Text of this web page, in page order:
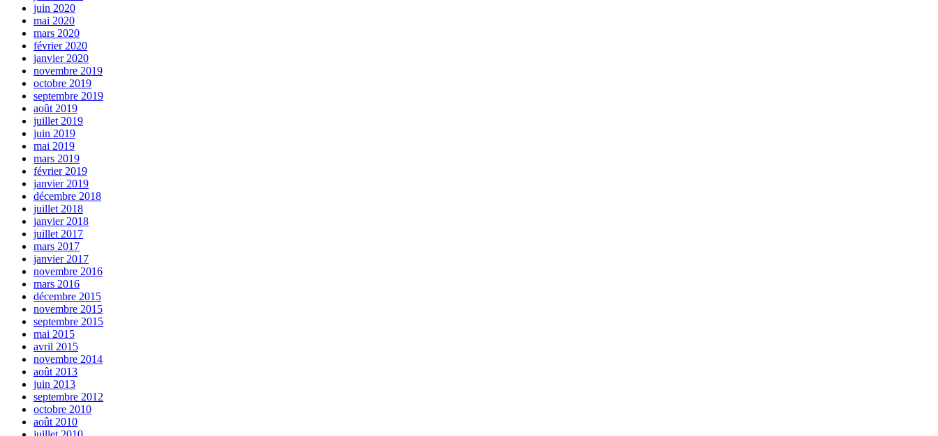
juin 2020
mai 2020
mars 2020
février 2020
janvier 2020
novembre 2019
octobre 2019
septembre 2019
août 2019
juillet 2019
juin 2019
mai 2019
mars 2019
février 2019
janvier 2019
décembre 2018
juillet 2018
janvier 2018
juillet 2017
mars 2017
janvier 2017
novembre 2016
mars 2016
décembre 2015
novembre 2015
septembre 2015
mai 2015
avril 2015
novembre 2014
août 2013
juin 2013
septembre 2012
octobre 2010
août 2010